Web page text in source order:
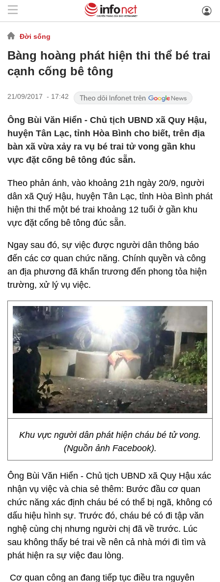
Đời sống
Bàng hoàng phát hiện thi thể bé trai
cạnh cống bê tông
21/09/2017 - 17:42
Ông Bùi Văn Hiển - Chủ tịch UBND xã Quy Hậu,
huyện Tân Lạc, tỉnh Hòa Bình cho biết, trên địa
bàn xã vừa xảy ra vụ bé trai tử vong gần khu
vực đặt cống bê tông đúc sẵn.
Theo phản ánh, vào khoảng 21h ngày 20/9, người
dân xã Quý Hậu, huyện Tân Lạc, tỉnh Hòa Bình phát
hiện thi thể một bé trai khoảng 12 tuổi ở gần khu
vực đặt cống bê tông đúc sẵn.
Ngay sau đó, sự việc được người dân thông báo
đến các cơ quan chức năng. Chính quyền và công
an địa phương đã khẩn trương đến phong tỏa hiện
trường, xử lý vụ việc.
Khu vực người dân phát hiện cháu bé tử vong.
(Nguồn ảnh Facebook).
Ông Bùi Văn Hiển - Chủ tịch UBND xã Quy Hậu xác
nhận vụ việc và chia sẻ thêm: Bước đầu cơ quan
chức năng xác định cháu bé có thể bị ngã, không có
dấu hiệu hình sự. Trước đó, cháu bé có đi tập văn
nghệ cùng chị nhưng người chị đã về trước. Lúc
sau không thấy bé trai về nên cả nhà mới đi tìm và
phát hiện ra sự việc đau lòng.
Cơ quan công an đang tiếp tục điều tra nguyên